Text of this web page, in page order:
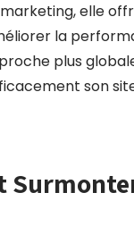
elle
la
plus
son